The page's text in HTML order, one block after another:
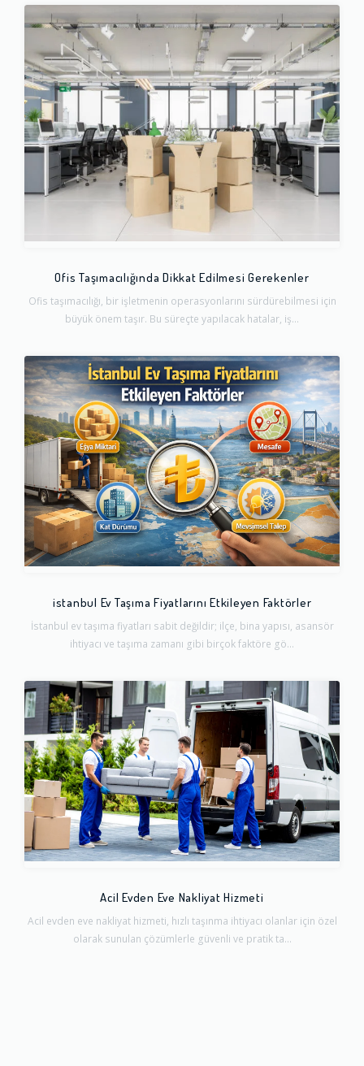
Ofis Taşımacılığında Dikkat Edilmesi Gerekenler
Ofis taşımacılığı, bir işletmenin operasyonlarını sürdürebilmesi için
büyük önem taşır. Bu süreçte yapılacak hatalar, iş...
istanbul Ev Taşıma Fiyatlarını Etkileyen Faktörler
İstanbul ev taşıma fiyatları sabit değildir; ilçe, bina yapısı, asansör
ihtiyacı ve taşıma zamanı gibi birçok faktöre gö...
Acil Evden Eve Nakliyat Hizmeti
Acil evden eve nakliyat hizmeti, hızlı taşınma ihtiyacı olanlar için özel
olarak sunulan çözümlerle güvenli ve pratik ta...